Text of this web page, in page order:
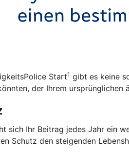
Start1 gibt es keine
der Ihrem ursprünglichen
sich Ihr Beitrag jedes Jahr ein
Schutz den steigenden